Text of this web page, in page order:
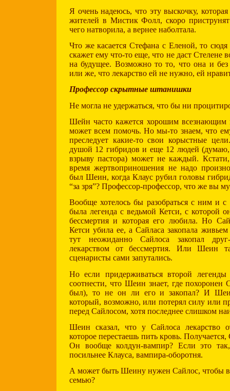
Я очень надеюсь, что эту выскочку, которая
жителей в Мистик Фолл, скоро
чего натворила, а вернее наболтала.
Что же касается Стефана с Еленой, то
скажет ему что-то еще, что не даст Стелене
на будущее. Возможно то то, что она и
или же, что лекарство ей не нужно, ей
Профессор скрытные штанишки
Не могла не удержаться, что бы ни
Шейн часто кажется хорошим всезнающим
может всем помочь. Но мы-то знаем, что
преследует какие-то свои корыстные
душой 12 гибридов и еще 12 людей
взрыву пастора) может не каждый.
время жертвоприношения не надо
был Шеин, когда Клаус рубил головы
“за зря”? Профессор-профессор, что же вы
Вообще хотелось бы разобраться с ним и
была легенда с ведьмой Кетси, с которой
бессмертия и которая его любила. Но
Кетси убила ее, а Сайласа закопала
тут неожиданно Сайлоса закопал
лекарством от бессмертия. Или Шеин
сценаристы сами запутались.
Но если придерживаться второй
соотнести, что Шеин знает, где похоронен
был), то не он ли его и закопал? И
который, возможно, или потерял силу или
перед Сайлосом, хотя последнее слишком
Шеин сказал, что у Сайлоса лекарство
которое перестаешь пить кровь.
Он вообще колдун-вампир? Если это
посильнее Клауса, вампира-оборотня.
А может быть Шеину нужен Сайлос, чтобы
семью?